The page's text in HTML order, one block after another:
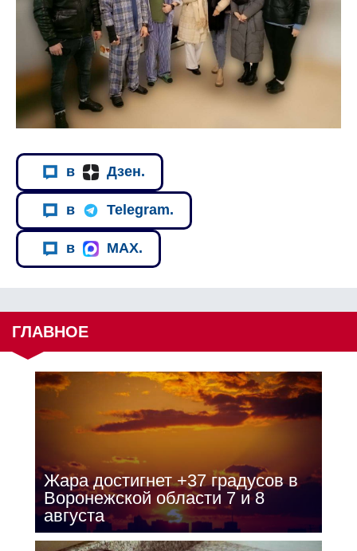
в Дзен.
в Telegram.
в MAX.
ГЛАВНОЕ
Жара достигнет +37 градусов в
Воронежской области 7 и 8
августа